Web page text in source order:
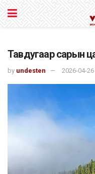
Тавдугаар сарын
by undesten 2026-04-